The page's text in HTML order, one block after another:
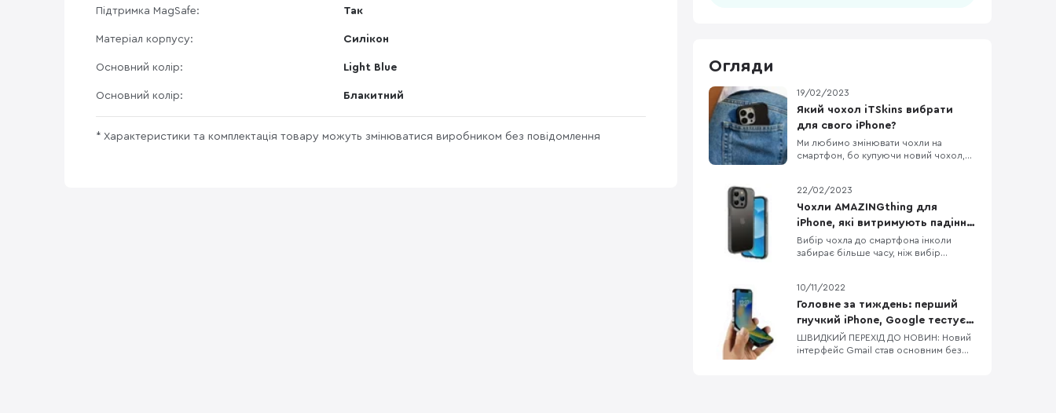
Підтримка MagSafe: Так
Матеріал корпусу: Силікон
Основний колір: Light Blue
Основний колір: Блакитний
* Характеристики та комплектація товару можуть змінюватися виробником без повідомлення
Огляди
19/02/2023
Який чохол iTSkins вибрати
для свого iPhone?
Ми любимо змінювати чохли на
смартфон, бо купуючи новий чохол,
пощастило більше, бо вибір чохлів до
Apple неймовірно різноманітний.
Дивитися картинки чохлів на сайті
звісно приємно, але краще
подивитись на них вживу, тому
сьогодні потестимо к
22/02/2023
Чохли AMAZINGthing для
iPhone, які витримують падіння
з висоти до 3 метрів
Вибір чохла до смартфона інколи
забирає більше часу, ніж вибір
говорити про чохли до iPhone. Одна з
компаній, яка давно себе
зарекомендувала як виробник якісних,
довговічних та красивих аксесуарів до
iPhone — це AMAZINGthing. В них
10/11/2022
Головне за тиждень: перший
гнучкий iPhone, Google тестує
процесори для Pixel 8/8 Pro,
флагманський процесор від
ШВИДКИЙ ПЕРЕХІД ДО НОВИН: Новий
інтерфейс Gmail став основним без